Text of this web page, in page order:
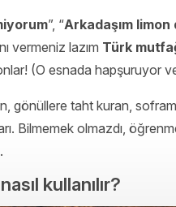
”, “Arkadaşım limon
vermeniz lazım Türk
(O esnada hapşuruyor
taht kuran,
Bilmemek olmazdı,
kullanılır?